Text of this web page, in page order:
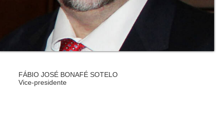
FÁBIO JOSÉ BONAFÉ SOTELO
Vice-presidente